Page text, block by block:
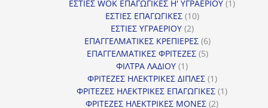
προϊόντα
ΕΣΤΙΕΣ WOK ΕΠΑΓΩΓΙΚΕΣ Η' ΥΓΡΑΕΡΙΟΥ 11
ΕΣΤΙΕΣ ΕΠΑΓΩΓΙΚΕΣ 1010
ΕΣΤΙΕΣ ΥΓΡΑΕΡΙΟΥ 22
προϊόντα
ΕΠΑΓΓΕΛΜΑΤΙΚΕΣ ΚΡΕΠΙΕΡΕΣ 66
προϊόντα
ΕΠΑΓΓΕΛΜΑΤΙΚΕΣ ΦΡΙΤΕΖΕΣ 55
ΦΙΛΤΡΑ ΛΑΔΙΟΥ 11
προϊόν
ΦΡΙΤΕΖΕΣ ΗΛΕΚΤΡΙΚΕΣ ΔΙΠΛΕΣ 11
προϊόν
ΦΡΙΤΕΖΕΣ ΗΛΕΚΤΡΙΚΕΣ ΕΠΑΓΩΓΙΚΕΣ 11
ΦΡΙΤΕΖΕΣ ΗΛΕΚΤΡΙΚΕΣ ΜΟΝΕΣ 22